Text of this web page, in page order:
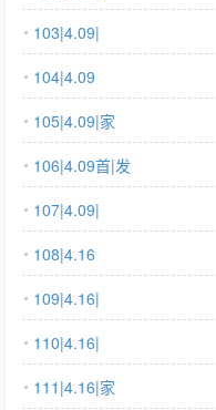
103|4.09|
104|4.09
105|4.09|家
106|4.09首|发
107|4.09|
108|4.16
109|4.16|
110|4.16|
111|4.16|家